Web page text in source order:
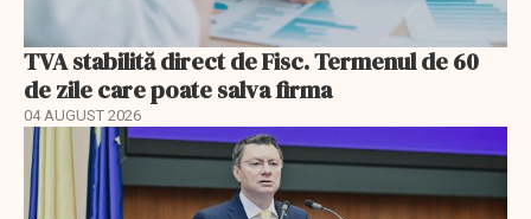
TVA stabilită direct de Fisc. Termenul de 60
de zile care poate salva firma
04 AUGUST 2026